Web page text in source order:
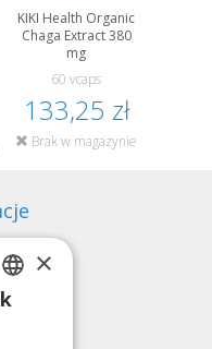
KIKI Health Organic
Chaga Extract 380
mg
60 vcaps
133,25 zł
Brak w magazynie
×